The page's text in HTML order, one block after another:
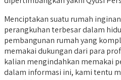
Menciptakan suatu rumah
perangkuhan terbesar dalam
pembangunan rumah yang
memakai dukungan dari para
kalian mengindahkan memakai
dalam informasi ini, kami tentu